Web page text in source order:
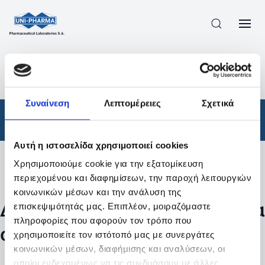
Συναίνεση Λεπτομέρειες Σχετικά
Αυτή η ιστοσελίδα χρησιμοποιεί cookies
Χρησιμοποιούμε cookie για την εξατομίκευση
περιεχομένου και διαφημίσεων, την παροχή λειτουργιών
κοινωνικών μέσων και την ανάλυση της
επισκεψιμότητάς μας. Επιπλέον, μοιραζόμαστε
πληροφορίες που αφορούν τον τρόπο που
χρησιμοποιείτε τον ιστότοπό μας με συνεργάτες
κοινωνικών μέσων, διαφήμισης και αναλύσεων, οι
οποίοι ενδεχομένως να τις συνδυάσουν με άλλες
ΠΡΟΪΟΝΤΑ
ΑΠΟΤΕΛΕΣΜΑΤΑ ΑΝΑΖΗΤΗΣΗΣ
Φάρμακα
Φίλτρα
Δεν βρέθηκαν προϊόντα με τα
συγκεκριμένα φίλτρα